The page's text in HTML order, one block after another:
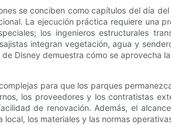
se conciben como capítulos del día
La ejecución práctica requiere una
los ingenieros estructurales
integran vegetación, agua y
Disney demuestra cómo se aprovecha
para que los parques
los proveedores y los contratistas
de renovación. Además, el
los materiales y las normas